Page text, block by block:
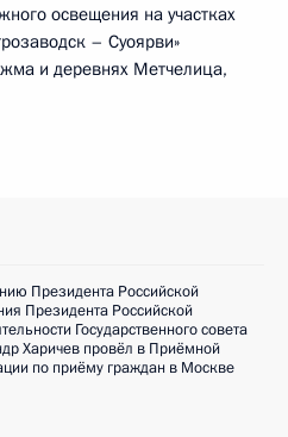
освещения на участках
– Суоярви»
и деревнях Метчелица,
Президента Российской
Президента Российской
Государственного совета
Харичев провёл в Приёмной
по приёму граждан в Москве